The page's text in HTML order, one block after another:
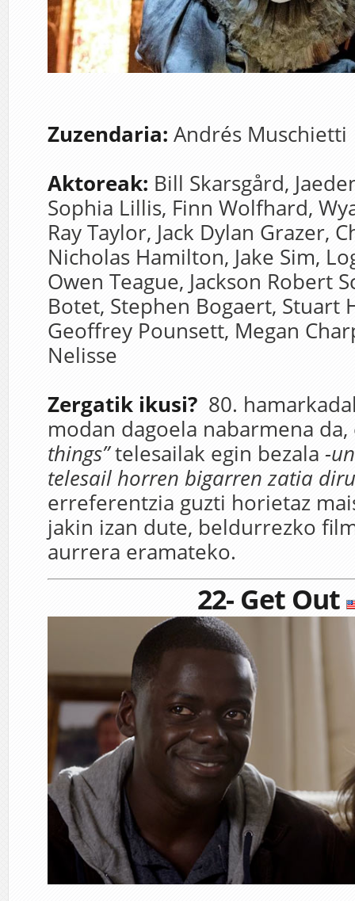
Zuzendaria: Andrés Muschietti
Aktoreak: Bill Skarsgård,
Sophia Lillis, Finn Wolfhard,
Ray Taylor, Jack Dylan Grazer,
Nicholas Hamilton, Jake Sim,
Owen Teague, Jackson Robert
Botet, Stephen Bogaert, Stuart
Geoffrey Pounsett, Megan
Nelisse
Zergatik ikusi? 80.
modan dagoela nabarmena
things”telesailak egin bezala -
telesail horren bigarren zatia
erreferentzia guzti horietaz
jakin izan dute, beldurrezko
aurrera eramateko.
22- Get Out